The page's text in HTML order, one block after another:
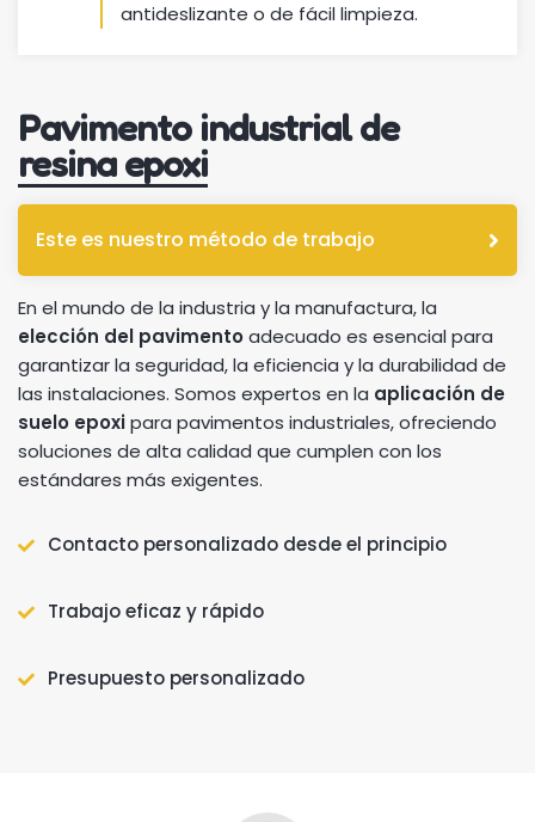
antideslizante o de fácil limpieza.
Pavimento industrial de
resina epoxi
Este es nuestro método de trabajo
En el mundo de la industria y la manufactura, la
elección del pavimentoadecuado es esencial para
garantizar la seguridad, la eficiencia y la durabilidad de
las instalaciones. Somos expertos en la aplicación de
suelo epoxipara pavimentos industriales, ofreciendo
soluciones de alta calidad que cumplen con los
estándares más exigentes.
Contacto personalizado desde el principio
Trabajo eficaz y rápido
Presupuesto personalizado